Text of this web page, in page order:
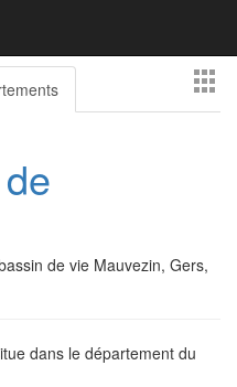
de vie Mauvezin, Gers,
dans le département du